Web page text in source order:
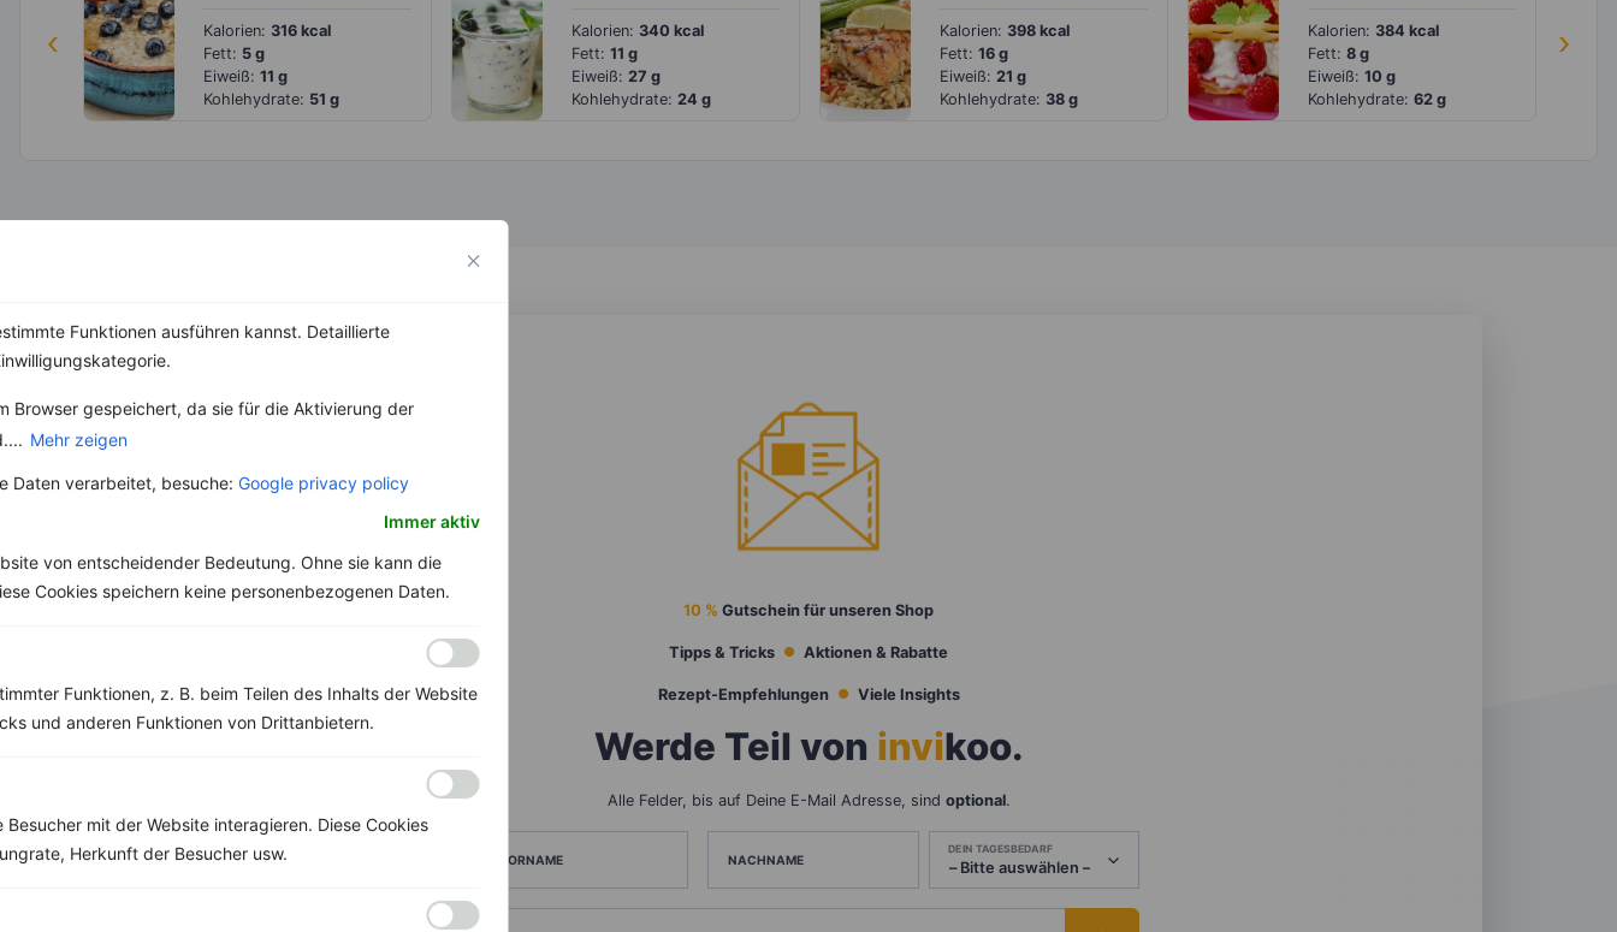
Funktionen ausführen kannst. Detaillierte
Browser gespeichert, da sie für die Aktivierung der
Mehr zeigen
Daten verarbeitet, besuche: Google privacy policy
Immer aktiv
von entscheidender Bedeutung. Ohne sie kann die
Cookies speichern keine personenbezogenen Daten.
Funktionen, z. B. beim Teilen des Inhalts der Website
und anderen Funktionen von Drittanbietern.
mit der Website interagieren. Diese Cookies
Herkunft der Besucher usw.
‹ ›
Kalorien: 316 kcal
Fett: 5 g
Eiweiß: 11 g
Kohlehydrate: 51 g
Kalorien: 340 kcal
Fett: 11 g
Eiweiß: 27 g
Kohlehydrate: 24 g
Kalorien: 398 kcal
Fett: 16 g
Eiweiß: 21 g
Kohlehydrate: 38 g
Kalorien: 384 kcal
Fett: 8 g
Eiweiß: 10 g
Kohlehydrate: 62 g
10 % Gutschein für unseren Shop
Tipps & Tricks Aktionen & Rabatte
Rezept-Empfehlungen Viele Insights
Werde Teil von invikoo.
Alle Felder, bis auf Deine E-Mail Adresse, sind optional.
VORNAME NACHNAME
DEIN TAGESBEDARF